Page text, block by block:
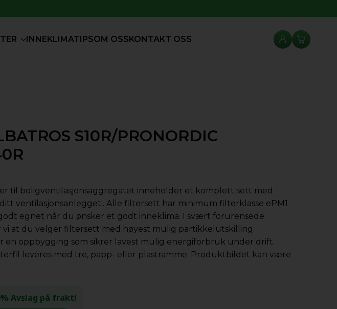
INNEKLIMATIPSOM OSSKONTAKT OSS
S10R/PRONORDIC
til boligventilasjonsaggregatet inneholder et komplett sett med
ventilasjonsanlegget.. Alle filtersett har minimum filterklasse ePM1
egnet når du ønsker et godt inneklima. I svært forurensede
vi at du velger filtersett med høyest mulig partikkelutskilling.
en oppbygging som sikrer lavest mulig energiforbruk under drift.
leveres med tre, papp- eller plastramme. Produktbildet kan være
Avslag på frakt!